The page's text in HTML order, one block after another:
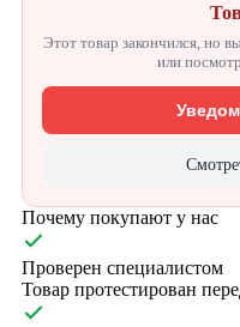
Этот товар закончился, но
или
Почему покупают у нас
Проверен специалистом
Товар протестирован